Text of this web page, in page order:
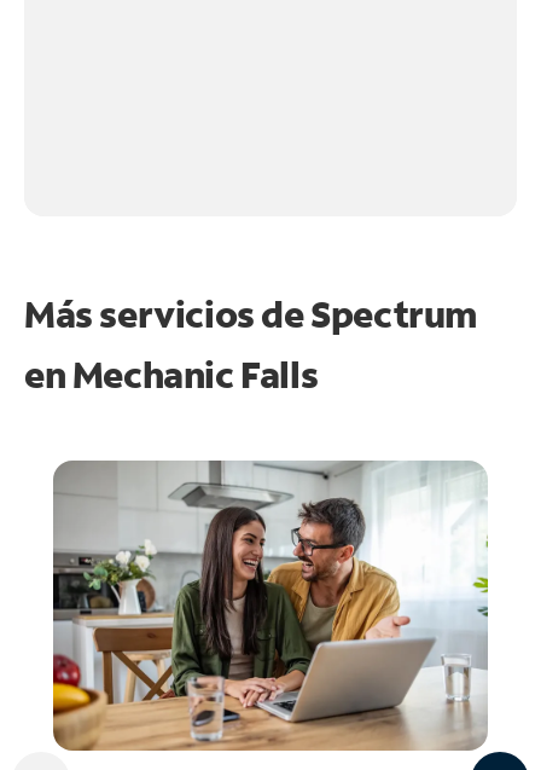
Más servicios de Spectrum
enMechanic Falls